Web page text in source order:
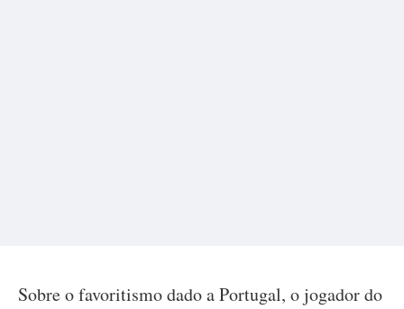
Sobre o favoritismo dado a Portugal, o jogador do